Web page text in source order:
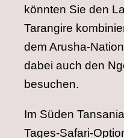
könnten Sie den
Tarangire
dem Arusha-
dabei auch den
besuchen.
Im Süden
Tages-Safari-